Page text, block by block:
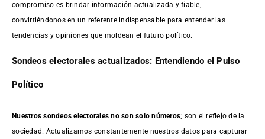
compromiso es brindar información actualizada y fiable,
convirtiéndonos en un referente indispensable para entender las
tendencias y opiniones que moldean el futuro político.
Sondeos electorales actualizados: Entendiendo el Pulso
Político
Nuestros sondeos electorales no son solo números; son el reflejo de la
sociedad. Actualizamos constantemente nuestros datos para capturar